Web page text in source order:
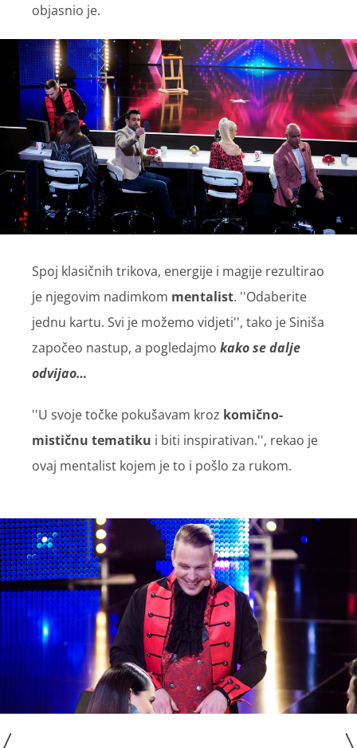
objasnio je.
Spoj klasičnih trikova, energije i magije rezultirao
je njegovim nadimkom mentalist. ''Odaberite
jednu kartu. Svi je možemo vidjeti'', tako je Siniša
započeo nastup, a pogledajmo kako se dalje
odvijao…
''U svoje točke pokušavam kroz komično-
mističnu tematiku i biti inspirativan.'', rekao je
ovaj mentalist kojem je to i pošlo za rukom.